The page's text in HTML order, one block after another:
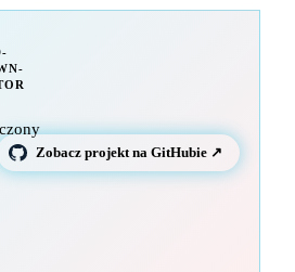
Zobacz projekt na GitHubie ↗